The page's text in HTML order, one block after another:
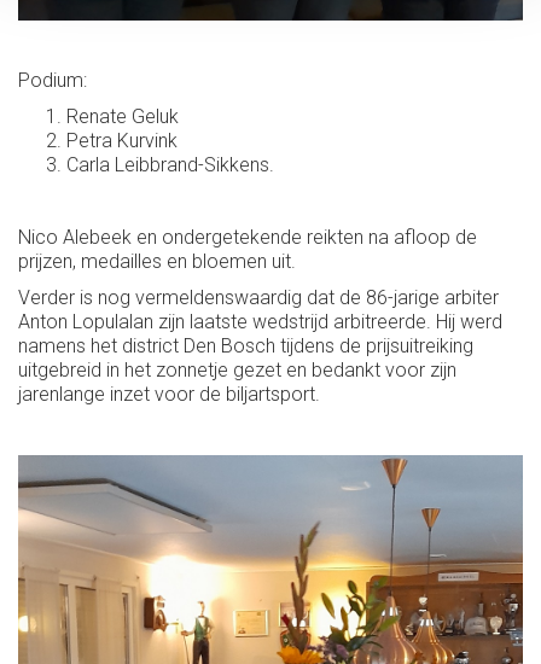
Podium:
Renate Geluk
Petra Kurvink
Carla Leibbrand-Sikkens.
Nico Alebeek en ondergetekende reikten na afloop de
prijzen, medailles en bloemen uit.
Verder is nog vermeldenswaardig dat de 86-jarige arbiter
Anton Lopulalan zijn laatste wedstrijd arbitreerde. Hij werd
namens het district Den Bosch tijdens de prijsuitreiking
uitgebreid in het zonnetje gezet en bedankt voor zijn
jarenlange inzet voor de biljartsport.